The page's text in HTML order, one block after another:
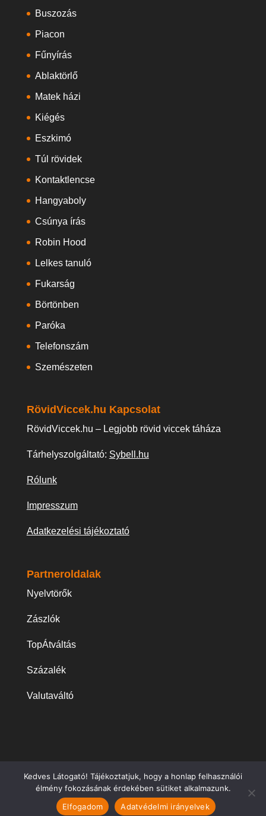
Buszozás
Piacon
Fűnyírás
Ablaktörlő
Matek házi
Kiégés
Eszkimó
Túl rövidek
Kontaktlencse
Hangyaboly
Csúnya írás
Robin Hood
Lelkes tanuló
Fukarság
Börtönben
Paróka
Telefonszám
Szemészeten
RövidViccek.hu Kapcsolat
RövidViccek.hu – Legjobb rövid viccek táháza
Tárhelyszolgáltató: Sybell.hu
Rólunk
Impresszum
Adatkezelési tájékoztató
Partneroldalak
Nyelvtörők
Zászlók
TopÁtváltás
Százalék
Valutaváltó
© 2026RövidViccek.hu- Legjobb rövid viccek
táháza: faviccek, Chuck Norris, székely, apa, Jean,
rendőr, Móricka viccek
Kedves Látogató! Tájékoztatjuk, hogy a honlap felhasználói
élmény fokozásának érdekében sütiket alkalmazunk.
Elfogadom
Adatvédelmi irányelvek